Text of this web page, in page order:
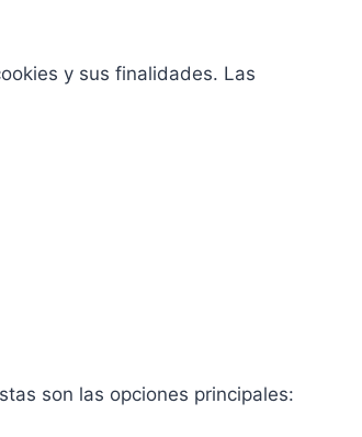
y sus finalidades. Las
son las opciones principales: